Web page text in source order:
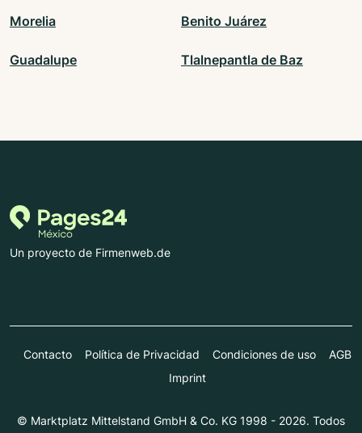
Morelia Benito Juárez
Guadalupe Tlalnepantla de Baz
Un proyecto de Firmenweb.de
Contacto Política de Privacidad Condiciones de uso
AGB
Imprint
© Marktplatz Mittelstand GmbH & Co. KG 1998 - 2026. Todos